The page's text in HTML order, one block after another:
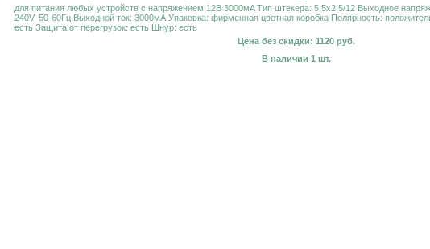
для питания любых устройств с напряжением 12В 3000мA Тип штекера: 5,5х2,5/12 Выходное
240V, 50-60Гц Выходной ток: 3000мА Упаковка: фирменная цветная коробка Полярность:
есть Защита от перегрузок: есть Шнур: есть
Цена без скидки: 1120 руб.
В наличии 1 шт.